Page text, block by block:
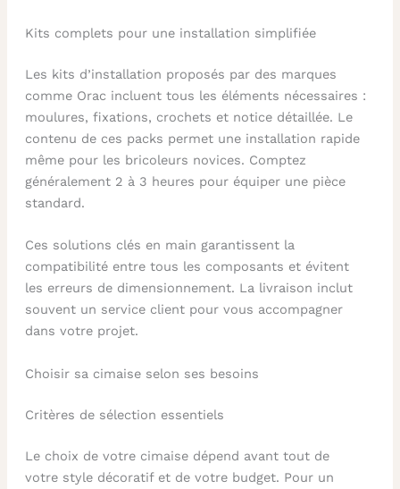
Kits complets pour une installation simplifiée
Les kits d’installation proposés par des marques
comme Orac incluent tous les éléments nécessaires :
moulures, fixations, crochets et notice détaillée. Le
contenu de ces packs permet une installation rapide
même pour les bricoleurs novices. Comptez
généralement 2 à 3 heures pour équiper une pièce
standard.
Ces solutions clés en main garantissent la
compatibilité entre tous les composants et évitent
les erreurs de dimensionnement. La livraison inclut
souvent un service client pour vous accompagner
dans votre projet.
Choisir sa cimaise selon ses besoins
Critères de sélection essentiels
Le choix de votre cimaise dépend avant tout de
votre style décoratif et de votre budget. Pour un